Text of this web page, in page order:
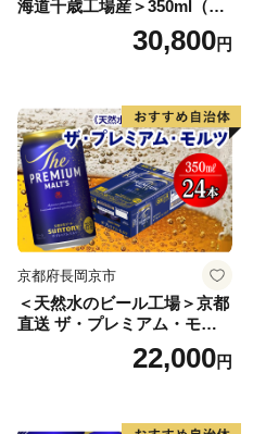
海道千歳工場産＞350ml（24
30,800円
京都府長岡京市
＜天然水のビール工場＞京都
直送 ザ・プレミアム・モル
ツ 350ml×24本 プレモル [149
22,000円